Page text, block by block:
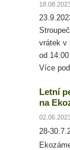
vrátek v
od
Více
Letní
na
28-